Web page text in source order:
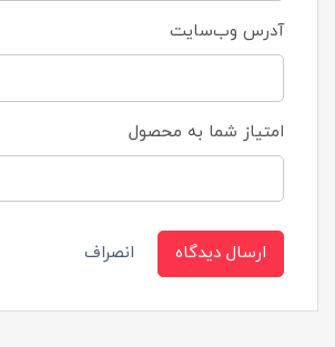
آدرس وب‌سایت
امتیاز شما به محصول
ارسال دیدگاه انصراف